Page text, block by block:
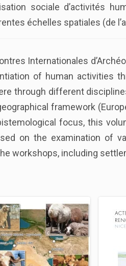
sociale d’activités
échelles spatiales (de
Internationales
of human activities
through different
framework
focus, this
on the examination of
workshops, including